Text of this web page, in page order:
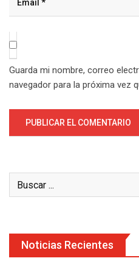
Guarda mi nombre, correo
navegador para la próxima vez
Noticias Recientes